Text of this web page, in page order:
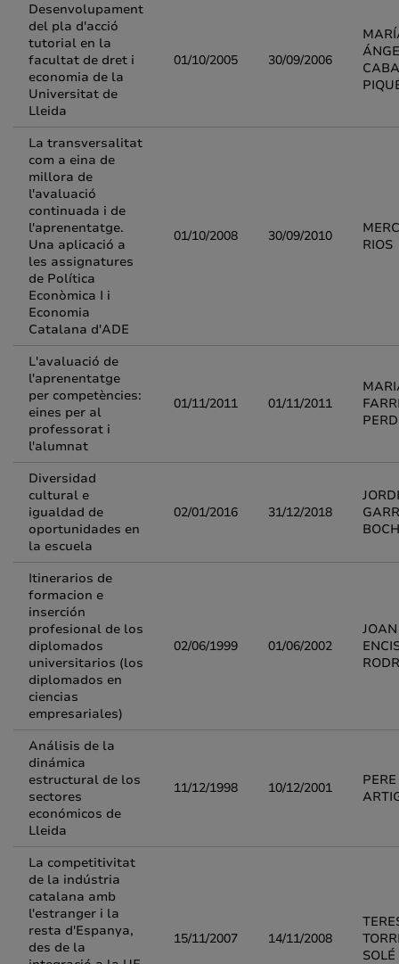
Desenvolupament
del pla d'acció
tutorial en la
facultat de dret i
economia de la
Universitat de
Lleida
01/10/2005 30/09/2006
La transversalitat
com a eina de
millora de
l'avaluació
continuada i de
l'aprenentatge.
Una aplicació a
les assignatures
de Política
Econòmica I i
Economia
Catalana d'ADE
01/10/2008 30/09/2010
RIOS
L'avaluació de
l'aprenentatge
per competències:
eines per al
professorat i
l'alumnat
01/11/2011 01/11/2011
Diversidad
cultural e
igualdad de
oportunidades en
la escuela
02/01/2016 31/12/2018
JORDI
Itinerarios de
formacion e
inserción
profesional de los
diplomados
universitarios (los
diplomados en
ciencias
empresariales)
02/06/1999 01/06/2002
Análisis de la
dinámica
estructural de los
sectores
económicos de
Lleida
11/12/1998 10/12/2001
La competitivitat
de la indústria
catalana amb
l'estranger i la
resta d'Espanya,
des de la
15/11/2007 14/11/2008
SOLÉ